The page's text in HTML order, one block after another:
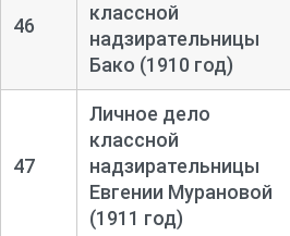
46
классной
надзирательницы
Бако (1910 год)
47
Личное дело
классной
надзирательницы
Евгении Мурановой
(1911 год)